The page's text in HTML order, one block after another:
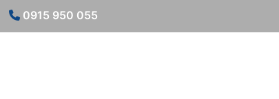
0915 950 055